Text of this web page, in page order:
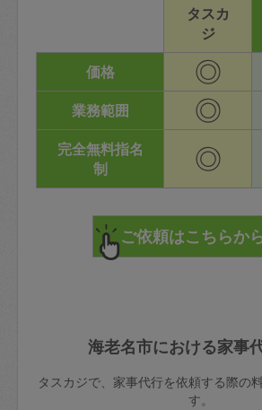
タスカ
ジ
価格
◎
業務範囲 ◎
完全無料指名
制
◎
海老名市における家事
タスカジで、家事代行を依頼する際の
す。